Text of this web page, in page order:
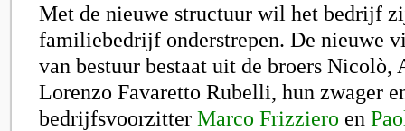
Met de nieuwe structuur wil het bedrijf
familiebedrijf onderstrepen. De nieuwe
van bestuur bestaat uit de broers Nicolò,
Lorenzo Favaretto Rubelli, hun zwager
bedrijfsvoorzitter Marco Frizziero en